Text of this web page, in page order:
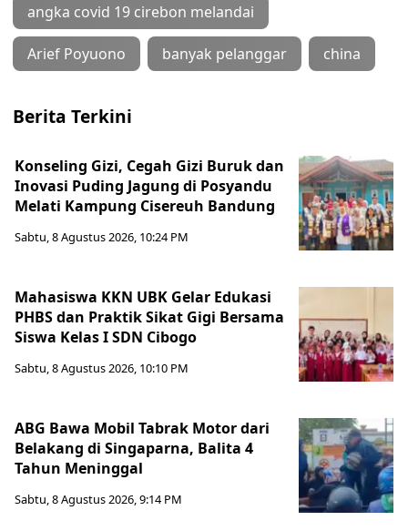
angka covid 19 cirebon melandai
Arief Poyuono banyak pelanggar china
Berita Terkini
Konseling Gizi, Cegah Gizi Buruk dan
Inovasi Puding Jagung di Posyandu
Melati Kampung Cisereuh Bandung
Sabtu, 8 Agustus 2026, 10:24 PM
Mahasiswa KKN UBK Gelar Edukasi
PHBS dan Praktik Sikat Gigi Bersama
Siswa Kelas I SDN Cibogo
Sabtu, 8 Agustus 2026, 10:10 PM
ABG Bawa Mobil Tabrak Motor dari
Belakang di Singaparna, Balita 4
Tahun Meninggal
Sabtu, 8 Agustus 2026, 9:14 PM